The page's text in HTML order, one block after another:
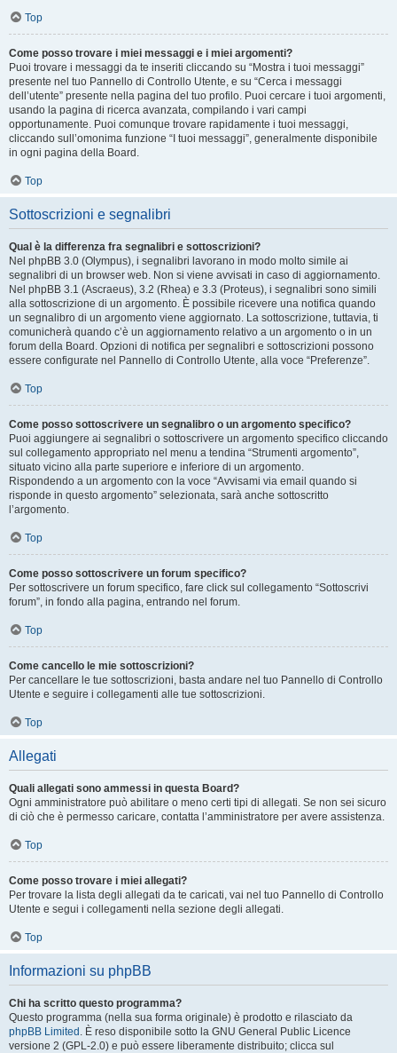
Top
Come posso trovare i miei messaggi e i miei argomenti?
Puoi trovare i messaggi da te inseriti cliccando su “Mostra i tuoi messaggi”
presente nel tuo Pannello di Controllo Utente, e su “Cerca i messaggi
dell’utente” presente nella pagina del tuo profilo. Puoi cercare i tuoi argomenti,
usando la pagina di ricerca avanzata, compilando i vari campi
opportunamente. Puoi comunque trovare rapidamente i tuoi messaggi,
cliccando sull’omonima funzione “I tuoi messaggi”, generalmente disponibile
in ogni pagina della Board.
Top
Sottoscrizioni e segnalibri
Qual è la differenza fra segnalibri e sottoscrizioni?
Nel phpBB 3.0 (Olympus), i segnalibri lavorano in modo molto simile ai
segnalibri di un browser web. Non si viene avvisati in caso di aggiornamento.
Nel phpBB 3.1 (Ascraeus), 3.2 (Rhea) e 3.3 (Proteus), i segnalibri sono simili
alla sottoscrizione di un argomento. È possibile ricevere una notifica quando
un segnalibro di un argomento viene aggiornato. La sottoscrizione, tuttavia, ti
comunicherà quando c’è un aggiornamento relativo a un argomento o in un
forum della Board. Opzioni di notifica per segnalibri e sottoscrizioni possono
essere configurate nel Pannello di Controllo Utente, alla voce “Preferenze”.
Top
Come posso sottoscrivere un segnalibro o un argomento specifico?
Puoi aggiungere ai segnalibri o sottoscrivere un argomento specifico cliccando
sul collegamento appropriato nel menu a tendina “Strumenti argomento”,
situato vicino alla parte superiore e inferiore di un argomento.
Rispondendo a un argomento con la voce “Avvisami via email quando si
risponde in questo argomento” selezionata, sarà anche sottoscritto
l’argomento.
Top
Come posso sottoscrivere un forum specifico?
Per sottoscrivere un forum specifico, fare click sul collegamento “Sottoscrivi
forum”, in fondo alla pagina, entrando nel forum.
Top
Come cancello le mie sottoscrizioni?
Per cancellare le tue sottoscrizioni, basta andare nel tuo Pannello di Controllo
Utente e seguire i collegamenti alle tue sottoscrizioni.
Top
Allegati
Quali allegati sono ammessi in questa Board?
Ogni amministratore può abilitare o meno certi tipi di allegati. Se non sei sicuro
di ciò che è permesso caricare, contatta l’amministratore per avere assistenza.
Top
Come posso trovare i miei allegati?
Per trovare la lista degli allegati da te caricati, vai nel tuo Pannello di Controllo
Utente e segui i collegamenti nella sezione degli allegati.
Top
Informazioni su phpBB
Chi ha scritto questo programma?
Questo programma (nella sua forma originale) è prodotto e rilasciato da
phpBB Limited . È reso disponibile sotto la GNU General Public Licence
versione 2 (GPL-2.0) e può essere liberamente distribuito; clicca sul